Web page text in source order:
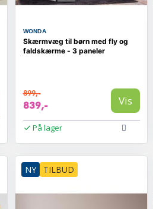
WONDA
Skærmvæg til børn med fly og
faldskærme - 3 paneler
899,-
839,- Vis
På lager
NY TILBUD